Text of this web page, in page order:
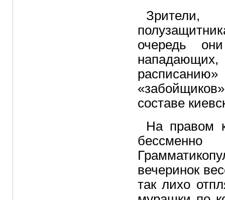
Зрители,
очередь
составе
На правом
вечеринок
так лихо